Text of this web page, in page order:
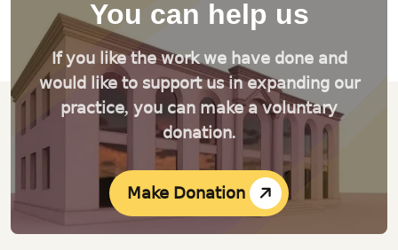
You can help us
If you like the work we have done and
would like to support us in expanding our
practice, you can make a voluntary
donation.
Make Donation